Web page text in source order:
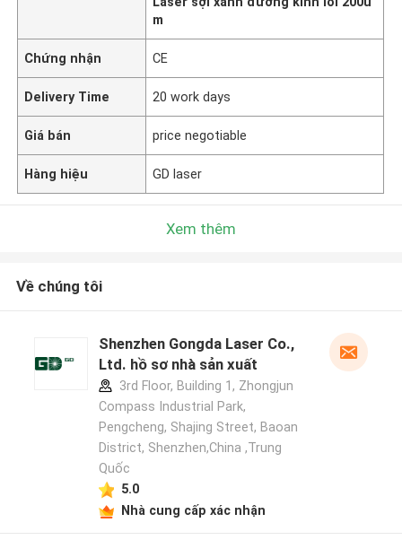
m
Chứng nhận CE
Delivery Time 20 work days
Giá bán price negotiable
Hàng hiệu GD laser
Xem thêm
Về chúng tôi
Shenzhen Gongda Laser Co.,
Ltd. hồ sơ nhà sản xuất
3rd Floor, Building 1, Zhongjun
Compass Industrial Park,
Pengcheng, Shajing Street, Baoan
District, Shenzhen,China ,Trung
Quốc
5.0
Nhà cung cấp xác nhận